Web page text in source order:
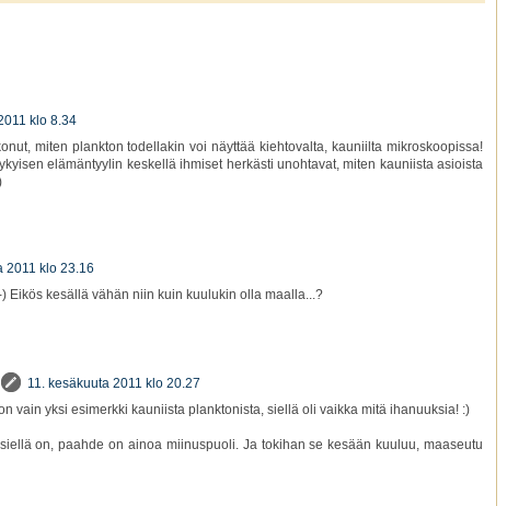
klo 8.34
miten plankton todellakin voi näyttää kiehtovalta, kauniilta mikroskoopissa!
elämäntyylin keskellä ihmiset herkästi unohtavat, miten kauniista asioista
2011 klo 23.16
Eikös kesällä vähän niin kuin kuulukin olla maalla...?
11. kesäkuuta 2011 klo 20.27
vain yksi esimerkki kauniista planktonista, siellä oli vaikka mitä ihanuuksia! :)
on, paahde on ainoa miinuspuoli. Ja tokihan se kesään kuuluu, maaseutu